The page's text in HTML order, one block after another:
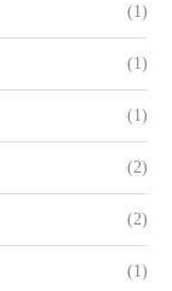
(1)
(1)
(1)
(2)
(2)
(1)